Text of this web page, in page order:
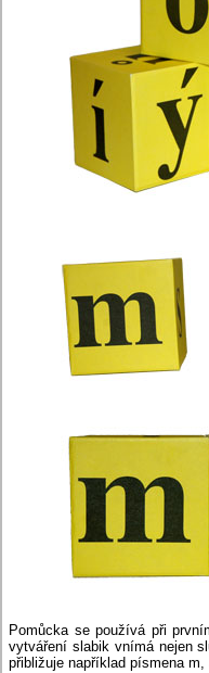
Pomůcka se používá při
vytváření slabik vnímá nejen
přibližuje například písmena